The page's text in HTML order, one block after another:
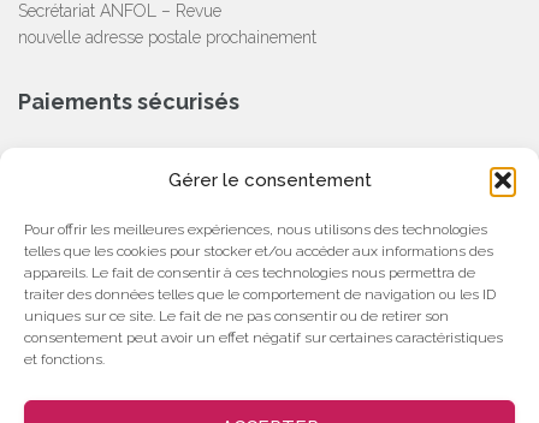
Gérer le consentement
Pour offrir les meilleures expériences, nous utilisons des technologies
telles que les cookies pour stocker et/ou accéder aux informations des
appareils. Le fait de consentir à ces technologies nous permettra de
traiter des données telles que le comportement de navigation ou les ID
uniques sur ce site. Le fait de ne pas consentir ou de retirer son
consentement peut avoir un effet négatif sur certaines caractéristiques
et fonctions.
Secrétariat ANFOL – Revue
nouvelle adresse postale prochainement
Paiements sécurisés
Partenaire